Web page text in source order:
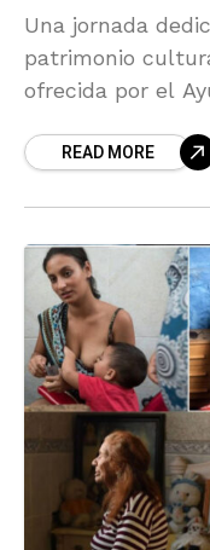
Una jornada
patrimonio
ofrecida por el
ventana"
READ MORE